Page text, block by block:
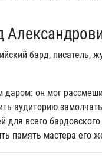
бард, писатель,
он мог
аудиторию
для всего
память мастера его